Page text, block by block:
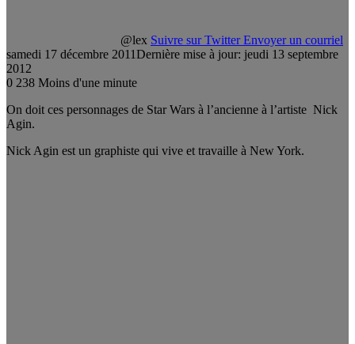
@lex Suivre sur Twitter Envoyer un courriel
samedi 17 décembre 2011Dernière mise à jour: jeudi 13 septembre
2012
0 238 Moins d'une minute
On doit ces personnages de Star Wars à l’ancienne à l’artiste Nick
Agin.
Nick Agin est un graphiste qui vive et travaille à New York.